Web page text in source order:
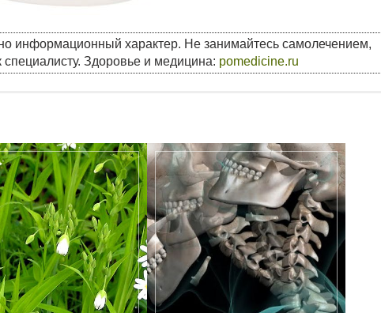
информационный характер. Не занимайтесь самолечением,
специалисту. Здоровье и медицина: pomedicine.ru